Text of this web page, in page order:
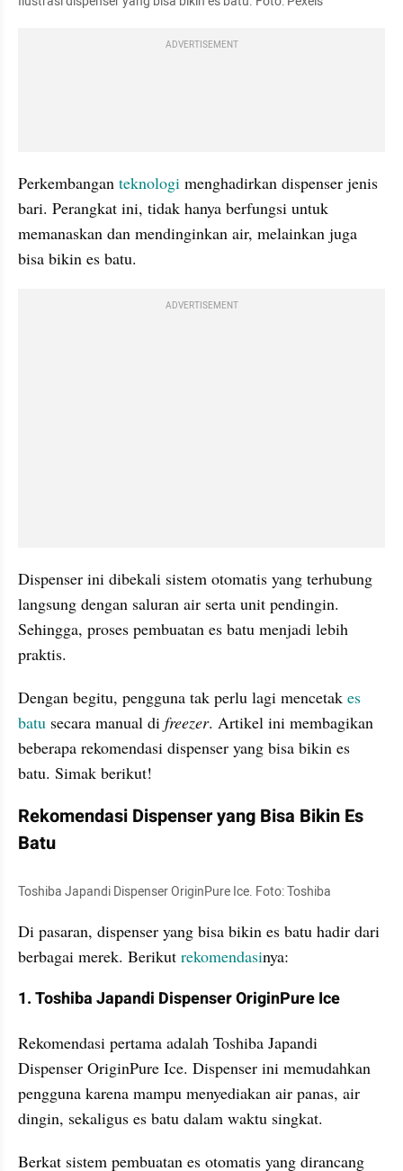
ADVERTISEMENT
Perkembangan teknologi menghadirkan dispenser jenis
bari. Perangkat ini, tidak hanya berfungsi untuk
memanaskan dan mendinginkan air, melainkan juga
bisa bikin es batu.
ADVERTISEMENT
Dispenser ini dibekali sistem otomatis yang terhubung
langsung dengan saluran air serta unit pendingin.
Sehingga, proses pembuatan es batu menjadi lebih
praktis.
Dengan begitu, pengguna tak perlu lagi mencetak es
batu secara manual di freezer. Artikel ini membagikan
beberapa rekomendasi dispenser yang bisa bikin es
batu. Simak berikut!
Rekomendasi Dispenser yang Bisa Bikin Es
Batu
Toshiba Japandi Dispenser OriginPure Ice. Foto: Toshiba
Di pasaran, dispenser yang bisa bikin es batu hadir dari
berbagai merek. Berikut rekomendasinya:
1. Toshiba Japandi Dispenser OriginPure Ice
Rekomendasi pertama adalah Toshiba Japandi
Dispenser OriginPure Ice. Dispenser ini memudahkan
pengguna karena mampu menyediakan air panas, air
dingin, sekaligus es batu dalam waktu singkat.
Berkat sistem pembuatan es otomatis yang dirancang